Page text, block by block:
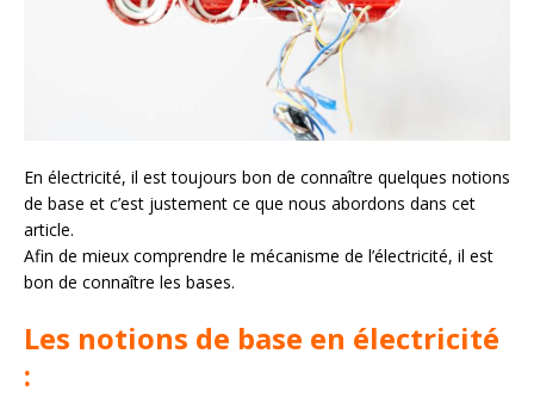
En électricité, il est toujours bon de connaître quelques notions
de base et c’est justement ce que nous abordons dans cet
article.
Afin de mieux comprendre le mécanisme de l’électricité, il est
bon de connaître les bases.
Les notions de base en électricité
: